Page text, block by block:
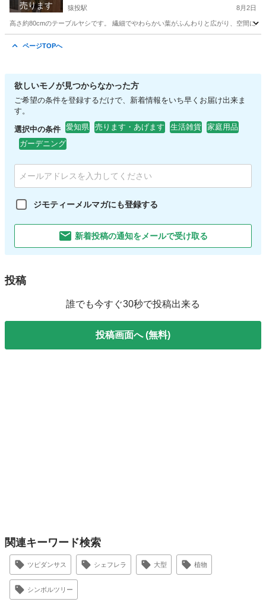
売ります 猿投駅 8月2日
高さ約80cmのテーブルヤシです。 繊細でやわらかい葉がふんわりと広がり、空間に
ページTOPへ
欲しいモノが見つからなかった方
ご希望の条件を登録するだけで、新着情報をいち早くお届け出来ま
す。
選択中の条件 愛知県 売ります・あげます 生活雑貨
家庭用品
ガーデニング
ジモティーメルマガにも登録する
新着投稿の通知をメールで受け取る
投稿
誰でも今すぐ30秒で投稿出来る
投稿画面へ (無料)
関連キーワード検索
ツピダンサス シェフレラ 大型 植物
シンボルツリー